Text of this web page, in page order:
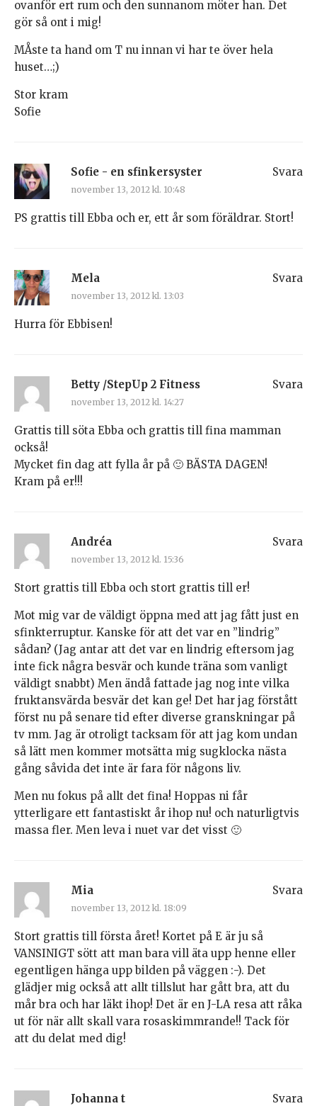
ovanför ert rum och den sunnanom möter han. Det
gör så ont i mig!
MÅste ta hand om T nu innan vi har te över hela
huset…;)
Stor kram
Sofie
Sofie - en sfinkersyster
november 13, 2012 kl. 10:48
PS grattis till Ebba och er, ett år som föräldrar. Stort!
Svara
Mela
november 13, 2012 kl. 13:03
Hurra för Ebbisen!
Svara
Betty /StepUp 2 Fitness
november 13, 2012 kl. 14:27
Grattis till söta Ebba och grattis till fina mamman
också!
Mycket fin dag att fylla år på 🙂 BÄSTA DAGEN!
Kram på er!!!
Svara
Andréa
november 13, 2012 kl. 15:36
Stort grattis till Ebba och stort grattis till er!
Mot mig var de väldigt öppna med att jag fått just en
sfinkterruptur. Kanske för att det var en ”lindrig”
sådan? (Jag antar att det var en lindrig eftersom jag
inte fick några besvär och kunde träna som vanligt
väldigt snabbt) Men ändå fattade jag nog inte vilka
fruktansvärda besvär det kan ge! Det har jag förstått
först nu på senare tid efter diverse granskningar på
tv mm. Jag är otroligt tacksam för att jag kom undan
så lätt men kommer motsätta mig sugklocka nästa
gång såvida det inte är fara för någons liv.
Men nu fokus på allt det fina! Hoppas ni får
ytterligare ett fantastiskt år ihop nu! och naturligtvis
massa fler. Men leva i nuet var det visst 🙂
Svara
Mia
november 13, 2012 kl. 18:09
Stort grattis till första året! Kortet på E är ju så
VANSINIGT sött att man bara vill äta upp henne eller
egentligen hänga upp bilden på väggen :-). Det
glädjer mig också att allt tillslut har gått bra, att du
mår bra och har läkt ihop! Det är en J-LA resa att råka
ut för när allt skall vara rosaskimmrande!! Tack för
att du delat med dig!
Svara
Johanna t Svara